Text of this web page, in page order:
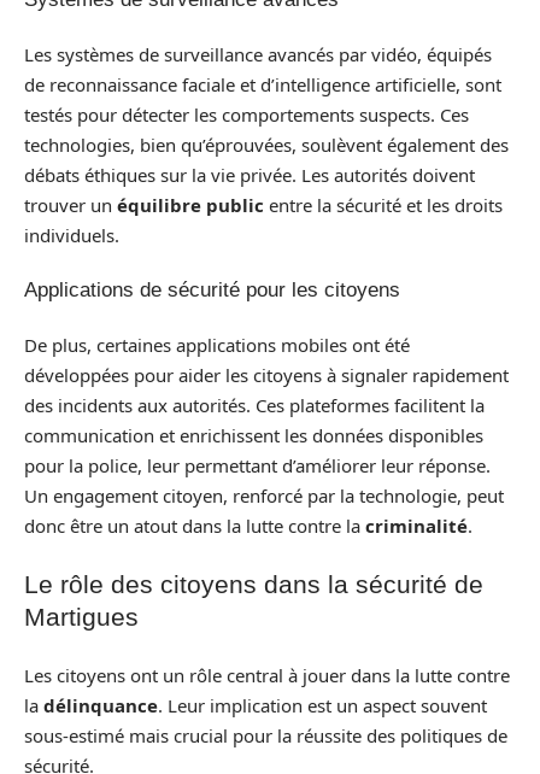
Les systèmes de surveillance avancés par vidéo, équipés
de reconnaissance faciale et d’intelligence artificielle, sont
testés pour détecter les comportements suspects. Ces
technologies, bien qu’éprouvées, soulèvent également des
débats éthiques sur la vie privée. Les autorités doivent
trouver un équilibre public entre la sécurité et les droits
individuels.
Applications de sécurité pour les citoyens
De plus, certaines applications mobiles ont été
développées pour aider les citoyens à signaler rapidement
des incidents aux autorités. Ces plateformes facilitent la
communication et enrichissent les données disponibles
pour la police, leur permettant d’améliorer leur réponse.
Un engagement citoyen, renforcé par la technologie, peut
donc être un atout dans la lutte contre la criminalité.
Le rôle des citoyens dans la sécurité de
Martigues
Les citoyens ont un rôle central à jouer dans la lutte contre
la délinquance. Leur implication est un aspect souvent
sous-estimé mais crucial pour la réussite des politiques de
sécurité.